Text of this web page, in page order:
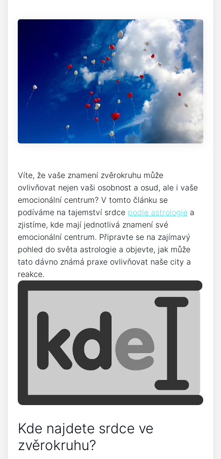
Víte, že vaše znamení zvěrokruhu může
ovlivňovat nejen vaši osobnost a osud, ale i vaše
emocionální centrum? V tomto článku se
podíváme na tajemství srdce podle astrologie a
zjistíme, kde mají jednotlivá znamení své
emocionální centrum. Připravte se na zajímavý
pohled do světa astrologie a objevte, jak může
tato dávno známá praxe ovlivňovat naše city a
reakce.
Kde najdete srdce ve
zvěrokruhu?